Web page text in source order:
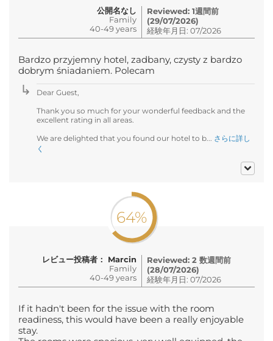
公開名なし
Family
40-49 years
Reviewed: 1週間前
(29/07/2026)
経験年月日: 07/2026
Bardzo przyjemny hotel, zadbany, czysty z bardzo
dobrym śniadaniem. Polecam
Dear Guest,
Thank you so much for your wonderful feedback and the
excellent rating in all areas.
We are delighted that you found our hotel to b... さらに詳し
く
64%
レビュー投稿者： Marcin
Family
40-49 years
Reviewed: 2 数週間前
(28/07/2026)
経験年月日: 07/2026
If it hadn't been for the issue with the room
readiness, this would have been a really enjoyable
stay.